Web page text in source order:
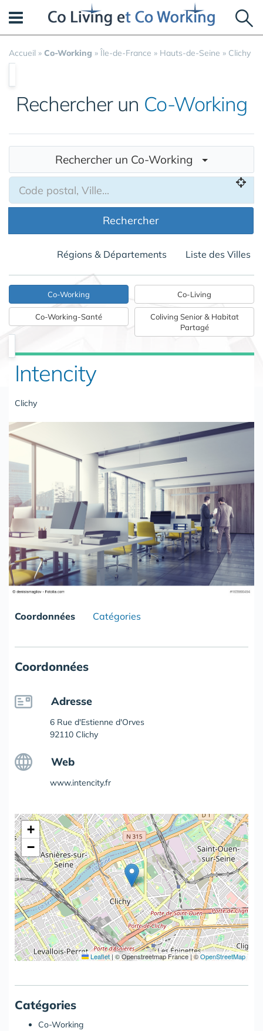
Accueil » Co-Working » Île-de-France » Hauts-de-Seine » Clichy
Rechercher un Co-Working
Rechercher un Co-Working
Rechercher
Régions & Départements Liste des Villes
Co-Working
Co-Working-Santé
Co-Living
Coliving Senior & Habitat
Partagé
Intencity
Clichy
Coordonnées Catégories
Coordonnées
Adresse
6 Rue d'Estienne d'Orves
92110 Clichy
Web
www.intencity.fr
+
−
Leaflet| © Openstreetmap France | ©OpenStreetMap
Catégories
Co-Working
Panneau de gestion des cookies